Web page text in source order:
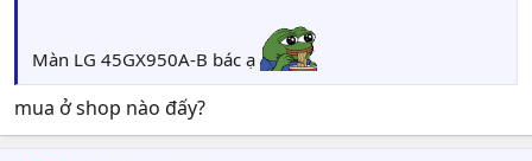
Màn LG 45GX950A-B bác ạ
mua ở shop nào đấy?